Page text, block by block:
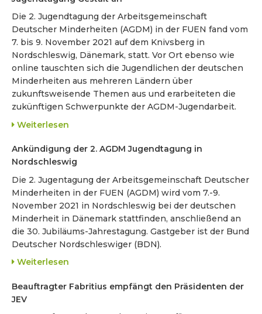
Die 2. Jugendtagung der Arbeitsgemeinschaft
Deutscher Minderheiten (AGDM) in der FUEN fand vom
7. bis 9. November 2021 auf dem Knivsberg in
Nordschleswig, Dänemark, statt. Vor Ort ebenso wie
online tauschten sich die Jugendlichen der deutschen
Minderheiten aus mehreren Ländern über
zukunftsweisende Themen aus und erarbeiteten die
zukünftigen Schwerpunkte der AGDM-Jugendarbeit.
Weiterlesen
Ankündigung der 2. AGDM Jugendtagung in
Nordschleswig
Die 2. Jugentagung der Arbeitsgemeinschaft Deutscher
Minderheiten in der FUEN (AGDM) wird vom 7.-9.
November 2021 in Nordschleswig bei der deutschen
Minderheit in Dänemark stattfinden, anschließend an
die 30. Jubiläums-Jahrestagung. Gastgeber ist der Bund
Deutscher Nordschleswiger (BDN).
Weiterlesen
Beauftragter Fabritius empfängt den Präsidenten der
JEV